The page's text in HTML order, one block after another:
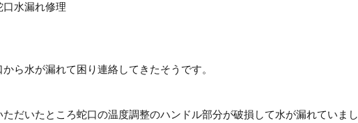
口水漏れ修理
ら水が漏れて困り連絡してきたそうです。
だいたところ蛇口の温度調整のハンドル部分が破損して水が漏れていまし